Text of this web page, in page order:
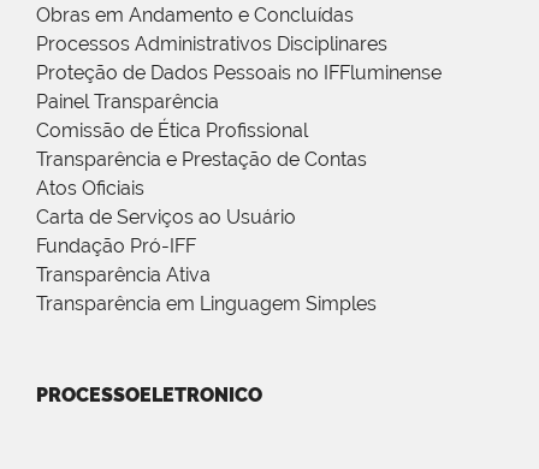
Obras em Andamento e Concluídas
Processos Administrativos Disciplinares
Proteção de Dados Pessoais no IFFluminense
Painel Transparência
Comissão de Ética Profissional
Transparência e Prestação de Contas
Atos Oficiais
Carta de Serviços ao Usuário
Fundação Pró-IFF
Transparência Ativa
Transparência em Linguagem Simples
PROCESSOELETRONICO